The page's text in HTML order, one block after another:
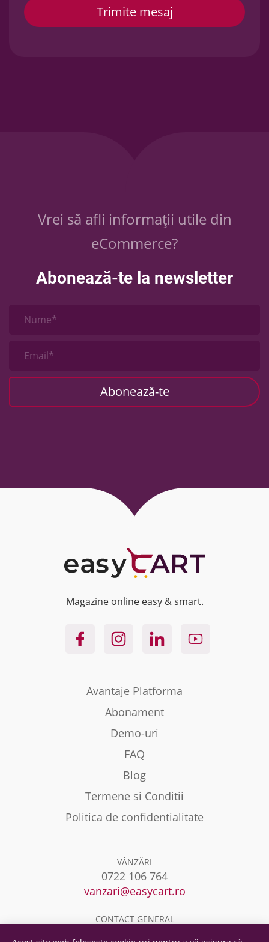
Vrei să afli informații utile din
eCommerce?
Abonează-te la newsletter
Nume*
Email*
Magazine online easy & smart.
Avantaje Platforma
Abonament
Demo-uri
FAQ
Blog
Termene si Conditii
Politica de confidentialitate
VÂNZĂRI
0722 106 764
vanzari@easycart.ro
CONTACT GENERAL